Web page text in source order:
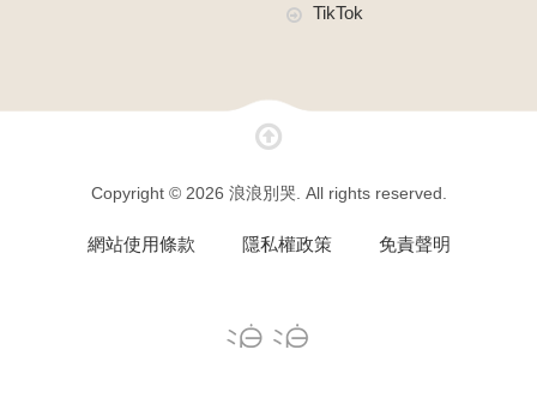
TikTok
Copyright © 2026 浪浪別哭. All rights reserved.
網站使用條款 隱私權政策 免責聲明